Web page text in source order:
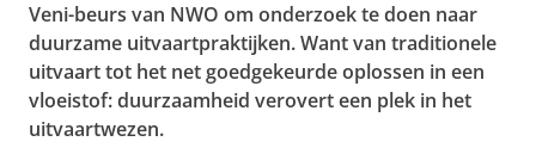
Veni-beurs van NWO om onderzoek te doen naar
duurzame uitvaartpraktijken. Want van traditionele
uitvaart tot het net goedgekeurde oplossen in een
vloeistof: duurzaamheid verovert een plek in het
uitvaartwezen.